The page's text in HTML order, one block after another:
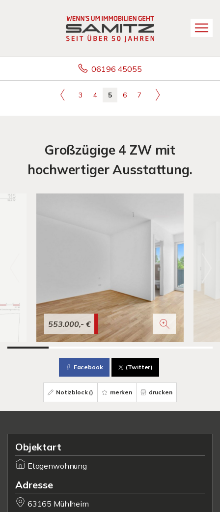
06196 45055
3 4 5 6 7
Großzügige 4 ZW mit
hochwertiger Ausstattung.
553.000,- €
Facebook (Twitter)
Notizblock () merken drucken
Objektart
Etagenwohnung
Adresse
63165 Mühlheim